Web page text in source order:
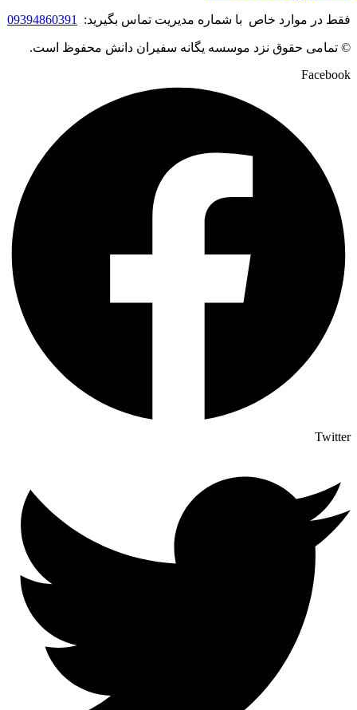
فقط در موارد خاص با شماره مدیریت تماس بگیرید: 09394860391
© تمامی حقوق نزد موسسه یگانه سفیران دانش محفوظ است.
Facebook
Twitter